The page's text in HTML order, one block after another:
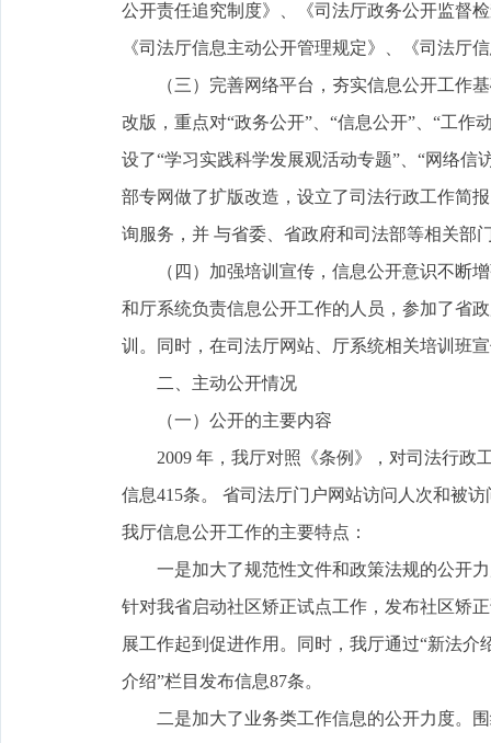
公开责任追究制度》、《司法厅政务公开监督
《司法厅信息主动公开管理规定》、《司法厅
（三）完善网络平台，夯实信息公开工作基
改版，重点对“政务公开”、“信息公开”、“工作
设了“学习实践科学发展观活动专题”、“网络
部专网做了扩版改造，设立了司法行政工作简
询服务，并 与省委、省政府和司法部等相关部
（四）加强培训宣传，信息公开意识不断增
和厅系统负责信息公开工作的人员，参加了省
训。同时，在司法厅网站、厅系统相关培训班
二、主动公开情况
（一）公开的主要内容
2009 年，我厅对照《条例》，对司法行政工
信息415条。 省司法厅门户网站访问人次和被
我厅信息公开工作的主要特点：
一是加大了规范性文件和政策法规的公开力
针对我省启动社区矫正试点工作，发布社区矫
展工作起到促进作用。同时，我厅通过“新法
介绍”栏目发布信息87条。
二是加大了业务类工作信息的公开力度。围